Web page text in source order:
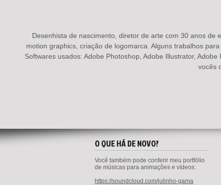
Desenhista de nascimento, diretor de arte com 30 anos
motion graphics, criação de logomarca. Alguns trabalhos
Softwares usados: Adobe Photoshop, Adobe Illustrator,
vocês
O QUE HÁ DE NOVO?
Você também pode conferir meu portfólio
de músicas para animações e vídeos:
https://soundcloud.com/julinho-gama